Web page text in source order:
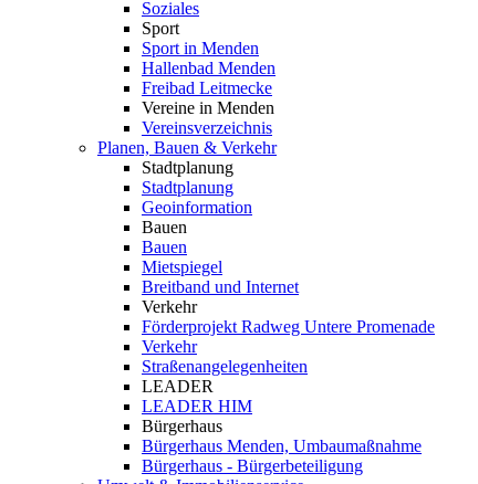
Soziales
Sport
Sport in Menden
Hallenbad Menden
Freibad Leitmecke
Vereine in Menden
Vereinsverzeichnis
Planen, Bauen & Verkehr
Stadtplanung
Stadtplanung
Geoinformation
Bauen
Bauen
Mietspiegel
Breitband und Internet
Verkehr
Förderprojekt Radweg Untere Promenade
Verkehr
Straßenangelegenheiten
LEADER
LEADER HIM
Bürgerhaus
Bürgerhaus Menden, Umbaumaßnahme
Bürgerhaus - Bürgerbeteiligung